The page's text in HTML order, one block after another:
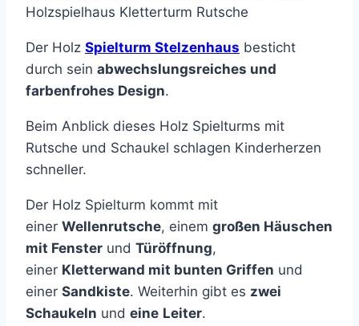
Holzspielhaus Kletterturm Rutsche
Der Holz Spielturm Stelzenhaus besticht
durch sein abwechslungsreiches und
farbenfrohes Design.
Beim Anblick dieses Holz Spielturms mit
Rutsche und Schaukel schlagen Kinderherzen
schneller.
Der Holz Spielturm kommt mit
einer Wellenrutsche, einem großen Häuschen
mit Fenster und Türöffnung,
einer Kletterwand mit bunten Griffen und
einer Sandkiste. Weiterhin gibt es zwei
Schaukeln und eine Leiter.